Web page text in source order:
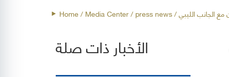
Home/ Media Center / press news مع الجانب الليبي
الأخبار ذات صلة